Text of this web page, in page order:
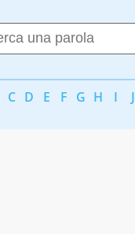
C D E F G H I J